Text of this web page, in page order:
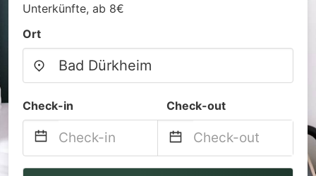
Unterkünfte, ab 8€
Ort
Check-in Check-out
Navigate
Navigate